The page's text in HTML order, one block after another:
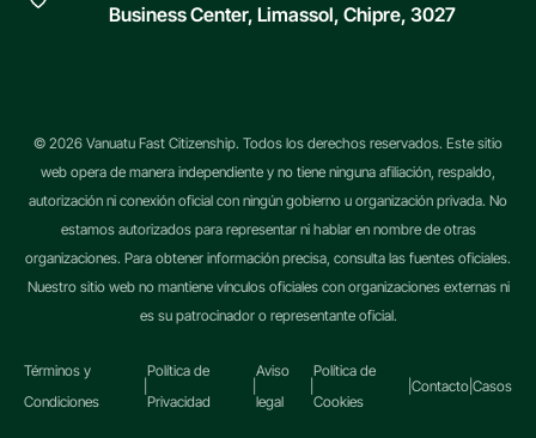
Business Center, Limassol, Chipre, 3027
© 2026 Vanuatu Fast Citizenship. Todos los derechos reservados. Este sitio
web opera de manera independiente y no tiene ninguna afiliación, respaldo,
autorización ni conexión oficial con ningún gobierno u organización privada. No
estamos autorizados para representar ni hablar en nombre de otras
organizaciones. Para obtener información precisa, consulta las fuentes oficiales.
Nuestro sitio web no mantiene vínculos oficiales con organizaciones externas ni
es su patrocinador o representante oficial.
Términos y
Condiciones
Política de
Privacidad
Aviso
legal
Política de
Cookies
Contacto Casos